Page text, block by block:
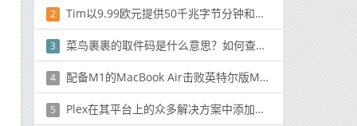
2 Tim以9.99欧元提供50千兆字节分钟和无限制的短信
3 菜鸟裹裹的取件码是什么意思？如何查看取件码？
4 配备M1的MacBook Air击败英特尔版MacBook Pro
5 Plex在其平台上的众多解决方案中添加了Tidal